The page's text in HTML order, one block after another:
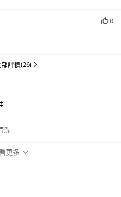
0
評價(26)
洗
更多